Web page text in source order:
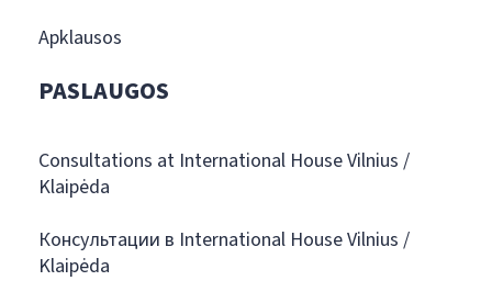
Apklausos
PASLAUGOS
Consultations at International House Vilnius /
Klaipėda
Консультации в International House Vilnius /
Klaipėda